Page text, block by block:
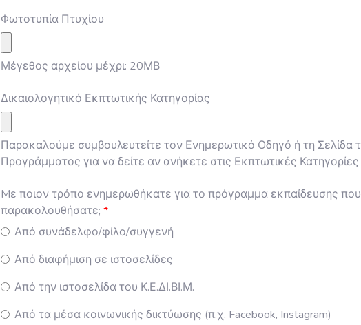
Φωτοτυπία Πτυχίου
Μέγεθος αρχείου μέχρι: 20ΜΒ
Δικαιολογητικό Εκπτωτικής Κατηγορίας
Παρακαλούμε συμβουλευτείτε τον Ενημερωτικό Οδηγό ή τη Σελίδα
Προγράμματος για να δείτε αν ανήκετε στις Εκπτωτικές Κατηγορίες
Mε ποιον τρόπο ενημερωθήκατε για το πρόγραμμα εκπαίδευσης που
παρακολουθήσατε;
Από συνάδελφο/φίλο/συγγενή
Από διαφήμιση σε ιστοσελίδες
Από την ιστοσελίδα του Κ.Ε.ΔΙ.ΒΙ.Μ.
Από τα μέσα κοινωνικής δικτύωσης (π.χ. Facebook, Instagram)